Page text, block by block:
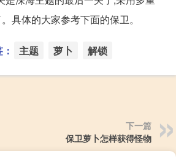
具体的大家参考下面的保卫。
主题 萝卜 解锁
下一篇
保卫萝卜怎样获得怪物